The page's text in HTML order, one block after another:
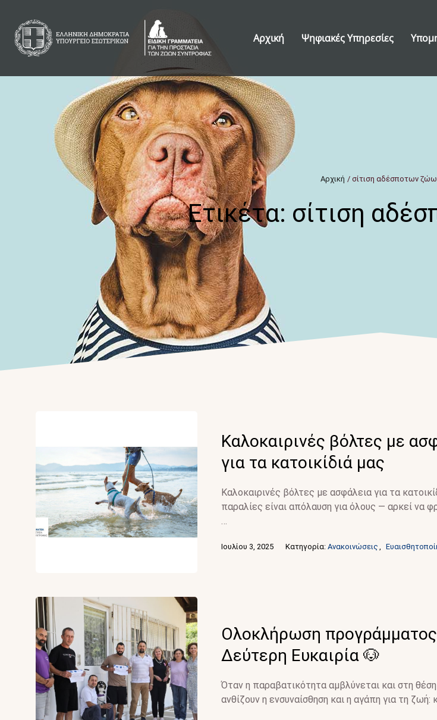
Αρχική Ψηφιακές Υπηρεσίες
Αρχική / σίτιση αδέσποτων
Ετικέτα: σίτιση
Καλοκαιρινές βόλτες με
για τα κατοικίδιά μας
Καλοκαιρινές βόλτες με ασφάλεια για τα
παραλίες είναι απόλαυση για όλους — αρκεί να
…
Ιουλίου 3, 2025 Κατηγορία: Ανακοινώσεις ,
Ολοκλήρωση προγράμματος
Δεύτερη Ευκαιρία 🐶
Όταν η παραβατικότητα αμβλύνεται και στη
ανθίζουν η ενσυναίσθηση και η αγάπη για τη ζωή: